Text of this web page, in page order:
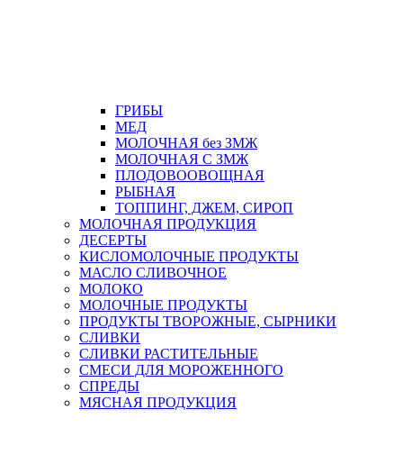
ГРИБЫ
МЕД
МОЛОЧНАЯ без ЗМЖ
МОЛОЧНАЯ С ЗМЖ
ПЛОДОВООВОЩНАЯ
РЫБНАЯ
ТОППИНГ, ДЖЕМ, СИРОП
МОЛОЧНАЯ ПРОДУКЦИЯ
ДЕСЕРТЫ
КИСЛОМОЛОЧНЫЕ ПРОДУКТЫ
МАСЛО СЛИВОЧНОЕ
МОЛОКО
МОЛОЧНЫЕ ПРОДУКТЫ
ПРОДУКТЫ ТВОРОЖНЫЕ, СЫРНИКИ
СЛИВКИ
СЛИВКИ РАСТИТЕЛЬНЫЕ
СМЕСИ ДЛЯ МОРОЖЕННОГО
СПРЕДЫ
МЯСНАЯ ПРОДУКЦИЯ